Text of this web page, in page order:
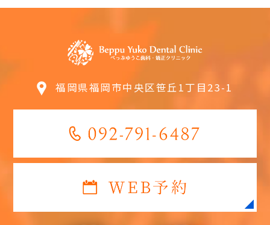
福岡県福岡市中央区笹丘1丁目23-1